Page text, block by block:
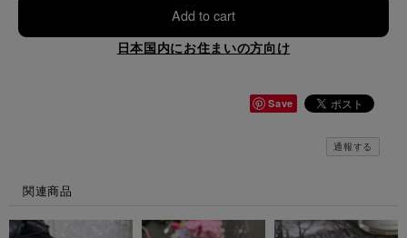
Add to cart
日本国内にお住まいの方向け
Save
通報する
関連商品